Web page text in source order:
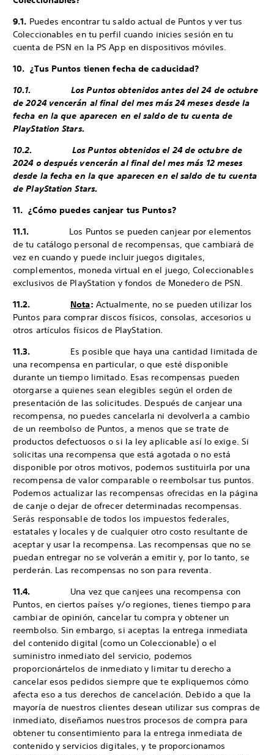
9.1. Puedes encontrar tu saldo actual de Puntos y ver tus
Coleccionables en tu perfil cuando inicies sesión en tu
cuenta de PSN en la PS App en dispositivos móviles.
10. ¿Tus Puntos tienen fecha de caducidad?
10.1. Los Puntos obtenidos antes del 24 de octubre
de 2024 vencerán al final del mes más 24 meses desde la
fecha en la que aparecen en el saldo de tu cuenta de
PlayStation Stars.
10.2. Los Puntos obtenidos el 24 de octubre de
2024 o después vencerán al final del mes más 12 meses
desde la fecha en la que aparecen en el saldo de tu cuenta
de PlayStation Stars.
11. ¿Cómo puedes canjear tus Puntos?
11.1. Los Puntos se pueden canjear por elementos
de tu catálogo personal de recompensas, que cambiará de
vez en cuando y puede incluir juegos digitales,
complementos, moneda virtual en el juego, Coleccionables
exclusivos de PlayStation y fondos de Monedero de PSN.
11.2. Nota: Actualmente, no se pueden utilizar los
Puntos para comprar discos físicos, consolas, accesorios u
otros artículos físicos de PlayStation.
11.3. Es posible que haya una cantidad limitada de
una recompensa en particular, o que esté disponible
durante un tiempo limitado. Esas recompensas pueden
otorgarse a quienes sean elegibles según el orden de
presentación de las solicitudes. Después de canjear una
recompensa, no puedes cancelarla ni devolverla a cambio
de un reembolso de Puntos, a menos que se trate de
productos defectuosos o si la ley aplicable así lo exige. Si
solicitas una recompensa que está agotada o no está
disponible por otros motivos, podemos sustituirla por una
recompensa de valor comparable o reembolsar tus puntos.
Podemos actualizar las recompensas ofrecidas en la página
de canje o dejar de ofrecer determinadas recompensas.
Serás responsable de todos los impuestos federales,
estatales y locales y de cualquier otro costo resultante de
aceptar y usar la recompensa. Las recompensas que no se
puedan entregar no se volverán a emitir y, por lo tanto, se
perderán. Las recompensas no son para reventa.
11.4. Una vez que canjees una recompensa con
Puntos, en ciertos países y/o regiones, tienes tiempo para
cambiar de opinión, cancelar tu compra y obtener un
reembolso. Sin embargo, si aceptas la entrega inmediata
del contenido digital (como un Coleccionable) o el
suministro inmediato del servicio, podemos
proporcionártelos de inmediato y limitar tu derecho a
cancelar esos pedidos siempre que te expliquemos cómo
afecta eso a tus derechos de cancelación. Debido a que la
mayoría de nuestros clientes desean utilizar sus compras de
inmediato, diseñamos nuestros procesos de compra para
obtener tu consentimiento para la entrega inmediata de
contenido y servicios digitales, y te proporcionamos